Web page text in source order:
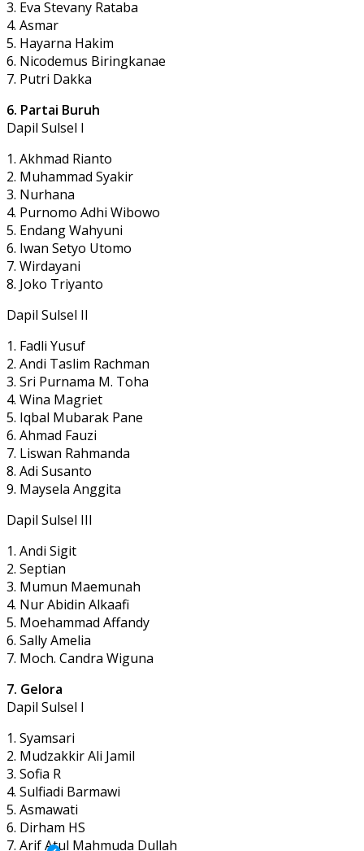
3. Eva Stevany Rataba
4. Asmar
5. Hayarna Hakim
6. Nicodemus Biringkanae
7. Putri Dakka
6. Partai Buruh
Dapil Sulsel I
1. Akhmad Rianto
2. Muhammad Syakir
3. Nurhana
4. Purnomo Adhi Wibowo
5. Endang Wahyuni
6. Iwan Setyo Utomo
7. Wirdayani
8. Joko Triyanto
Dapil Sulsel II
1. Fadli Yusuf
2. Andi Taslim Rachman
3. Sri Purnama M. Toha
4. Wina Magriet
5. Iqbal Mubarak Pane
6. Ahmad Fauzi
7. Liswan Rahmanda
8. Adi Susanto
9. Maysela Anggita
Dapil Sulsel III
1. Andi Sigit
2. Septian
3. Mumun Maemunah
4. Nur Abidin Alkaafi
5. Moehammad Affandy
6. Sally Amelia
7. Moch. Candra Wiguna
7. Gelora
Dapil Sulsel I
1. Syamsari
2. Mudzakkir Ali Jamil
3. Sofia R
4. Sulfiadi Barmawi
5. Asmawati
6. Dirham HS
7. Arif Atul Mahmuda Dullah